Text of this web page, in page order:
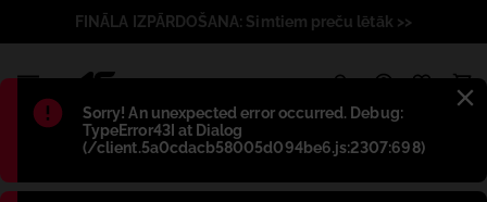
Błąd:
Sorry! An unexpected error occurred. Debug:
TypeError43I at Dialog
(/client.5a0cdacb58005d094be6.js:2307:698)
FINĀLA IZPĀRDOŠANA: Simtiem preču lētāk >>